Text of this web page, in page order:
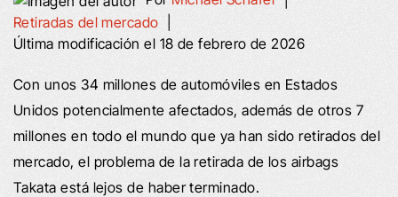
Retiradas del mercado
Última modificación el 18 de febrero de 2026
Con unos 34 millones de automóviles en Estados
Unidos potencialmente afectados, además de otros 7
millones en todo el mundo que ya han sido retirados del
mercado, el problema de la retirada de los airbags
Takata está lejos de haber terminado.